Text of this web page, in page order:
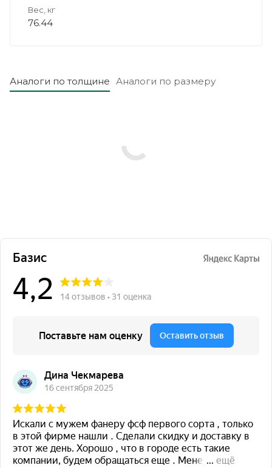
Вес, кг
76.44
Аналоги по толщине Аналоги по размеру